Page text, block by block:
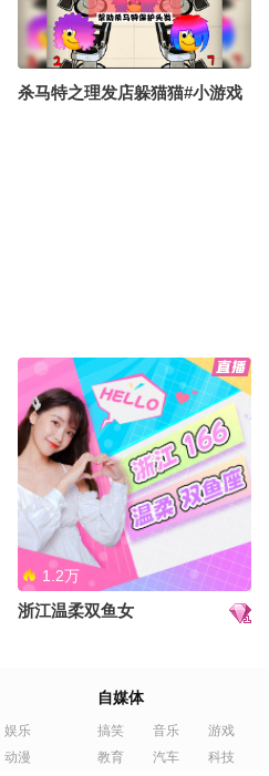
杀马特之理发店躲猫猫#小游戏
1.2万
浙江温柔双鱼女
娱乐
动漫
自媒体
搞笑
教育
音乐
汽车
游戏
科技